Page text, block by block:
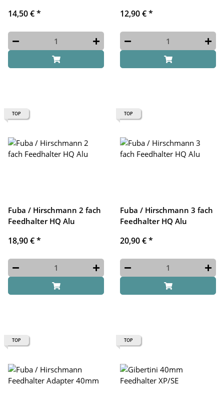
14,50 €* 12,90 €*
TOP
Fuba / Hirschmann 2 fach
Feedhalter HQ Alu
18,90 €*
TOP
Fuba / Hirschmann 3 fach
Feedhalter HQ Alu
20,90 €*
TOP TOP